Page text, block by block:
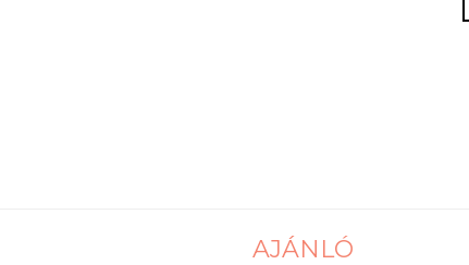
AJÁNLÓ